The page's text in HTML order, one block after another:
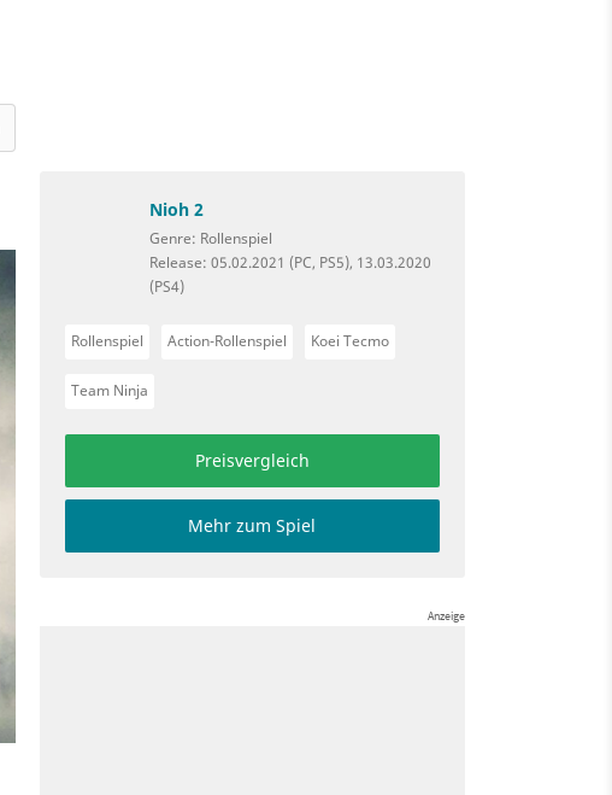
Nioh 2
Genre: Rollenspiel
Release: 05.02.2021 (PC, PS5), 13.03.2020
(PS4)
Rollenspiel Action-Rollenspiel Koei Tecmo
Team Ninja
Preisvergleich
Mehr zum Spiel